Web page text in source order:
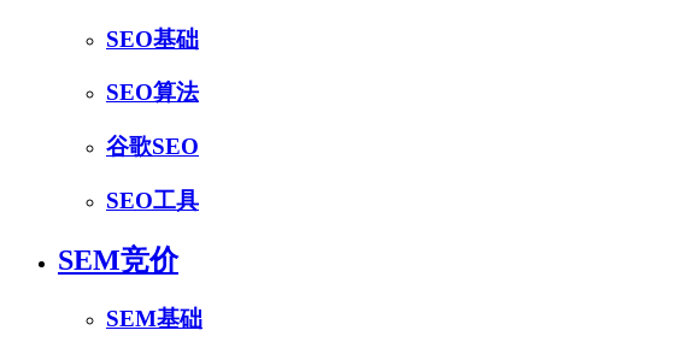
SEO基础
SEO算法
谷歌SEO
SEO工具
SEM竞价
SEM基础